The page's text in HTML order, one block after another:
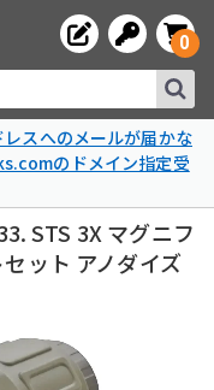
0
スへのメールが届かな
のドメイン指定受
STS 3X マグニフ
ット アノダイズ